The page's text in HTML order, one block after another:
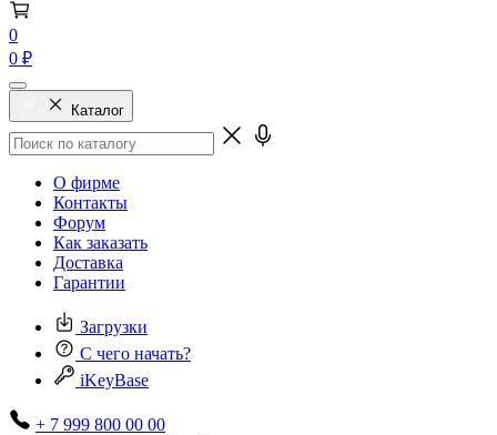
0
0 ₽
Каталог
О фирме
Контакты
Форум
Как заказать
Доставка
Гарантии
Загрузки
С чего начать?
iKeyBase
+ 7 999 800 00 00